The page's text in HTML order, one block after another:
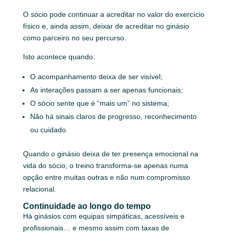
O sócio pode continuar a acreditar no valor do exercício
físico e, ainda assim, deixar de acreditar no ginásio
como parceiro no seu percurso.
Isto acontece quando:
O acompanhamento deixa de ser visível;
As interações passam a ser apenas funcionais;
O sócio sente que é “mais um” no sistema;
Não há sinais claros de progresso, reconhecimento
ou cuidado.
Quando o ginásio deixa de ter presença emocional na
vida do sócio, o treino transforma-se apenas numa
opção entre muitas outras e não num compromisso
relacional.
Continuidade ao longo do tempo
Há ginásios com equipas simpáticas, acessíveis e
profissionais… e mesmo assim com taxas de